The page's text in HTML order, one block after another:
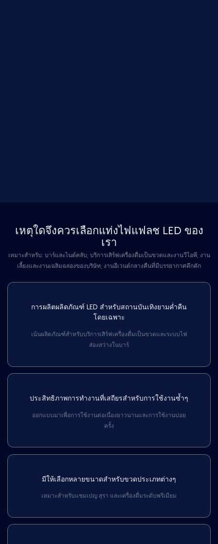
เหตุใดจึงควรเลือกแท่งไฟแฟลช LED ของ
เรา
เหมาะสำหรับ: บาร์และไนต์คลับ; บริการเสิร์ฟเครื่องดื่มเป็นขวดและงานวีไอพี; งาน
เลี้ยงและงานเฉลิมฉลองของบริษัท; งานอีเวนต์กลางคืนที่มีบรรยากาศคึกคัก
การผลิตผลิตภัณฑ์ LED สำหรับสถานบันเทิงยามค่ำคืน
โดยเฉพาะ
เน้นผลิตภัณฑ์สำหรับบริการเสิร์ฟเครื่องดื่มเป็นขวดและระบบไฟ
ส่องสว่างในบาร์
ประสิทธิภาพการทำงานที่เสถียรสำหรับการใช้งานซ้ำๆ
ออกแบบมาเพื่อการใช้งานต่อเนื่องยาวนานและการใช้งานบ่อย
ครั้ง
มีให้เลือกหลายขนาดสำหรับขวดประเภทต่างๆ
เหมาะสำหรับแชมเปญ สุรา และเครื่องดื่มระดับพรีเมียม